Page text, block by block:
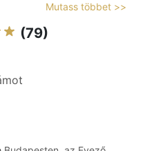
Mutass többet >>
(79)